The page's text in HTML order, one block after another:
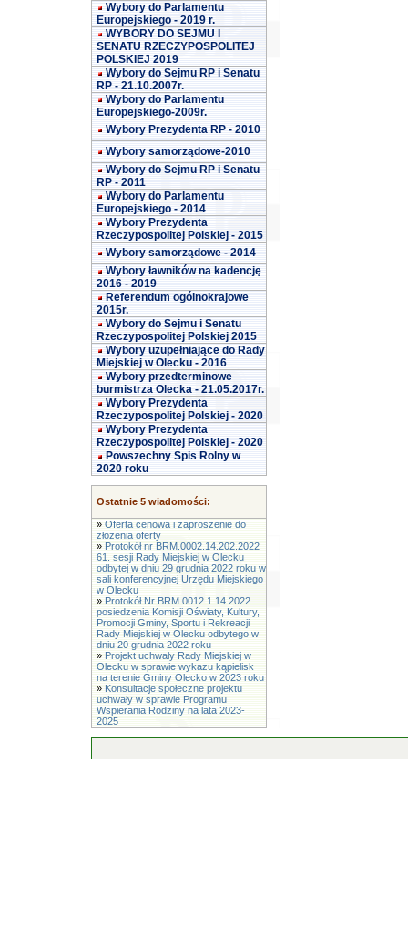
Wybory do Parlamentu
Europejskiego - 2019 r.
WYBORY DO SEJMU I
SENATU RZECZYPOSPOLITEJ
POLSKIEJ 2019
Wybory do Sejmu RP i Senatu
RP - 21.10.2007r.
Wybory do Parlamentu
Europejskiego-2009r.
Wybory Prezydenta RP - 2010
Wybory samorządowe-2010
Wybory do Sejmu RP i Senatu
RP - 2011
Wybory do Parlamentu
Europejskiego - 2014
Wybory Prezydenta
Rzeczypospolitej Polskiej - 2015
Wybory samorządowe - 2014
Wybory ławników na kadencję
2016 - 2019
Referendum ogólnokrajowe
2015r.
Wybory do Sejmu i Senatu
Rzeczypospolitej Polskiej 2015
Wybory uzupełniające do Rady
Miejskiej w Olecku - 2016
Wybory przedterminowe
burmistrza Olecka - 21.05.2017r.
Wybory Prezydenta
Rzeczypospolitej Polskiej - 2020
Wybory Prezydenta
Rzeczypospolitej Polskiej - 2020
Powszechny Spis Rolny w
2020 roku
Ostatnie 5 wiadomości:
» Oferta cenowa i zaproszenie do
złożenia oferty
» Protokół nr BRM.0002.14.202.2022
61. sesji Rady Miejskiej w Olecku
odbytej w dniu 29 grudnia 2022 roku w
sali konferencyjnej Urzędu Miejskiego
w Olecku
» Protokół Nr BRM.0012.1.14.2022
posiedzenia Komisji Oświaty, Kultury,
Promocji Gminy, Sportu i Rekreacji
Rady Miejskiej w Olecku odbytego w
dniu 20 grudnia 2022 roku
» Projekt uchwały Rady Miejskiej w
Olecku w sprawie wykazu kąpielisk
na terenie Gminy Olecko w 2023 roku
» Konsultacje społeczne projektu
uchwały w sprawie Programu
Wspierania Rodziny na lata 2023-
2025